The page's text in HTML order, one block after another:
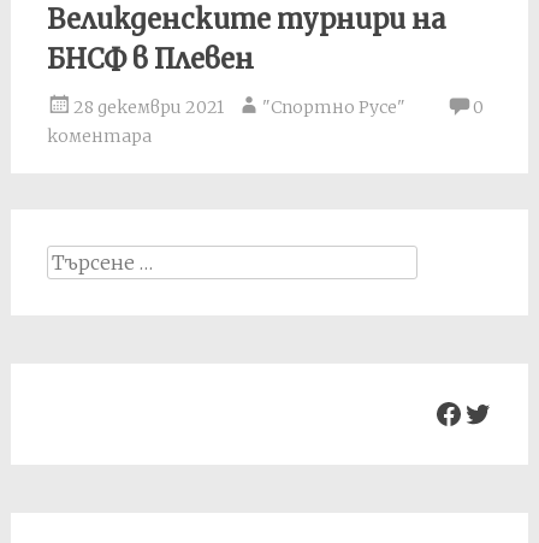
Великденските турнири на
БНСФ в Плевен
28 декември 2021 "Спортно Русе"
0
коментара
Search
for: